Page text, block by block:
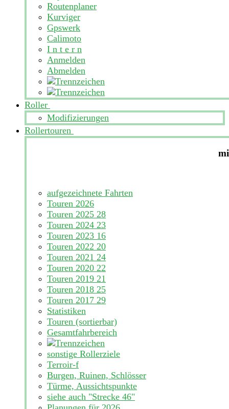
Routenplaner
Kurviger
Gpswerk
Calimoto
I n t e r n
Anmelden
Abmelden
Roller
Modifizierungen
Rollertouren
aufgezeichnete Fahrten
Touren 2026
Touren 2025 28
Touren 2024 23
Touren 2023 16
Touren 2022 20
Touren 2021 24
Touren 2020 22
Touren 2019 21
Touren 2018 25
Touren 2017 29
Statistiken
Touren (sortierbar)
Gesamtfahrbereich
sonstige Rollerziele
Terroir-f
Burgen, Ruinen, Schlösser
Türme, Aussichtspunkte
siehe auch "Strecke 46"